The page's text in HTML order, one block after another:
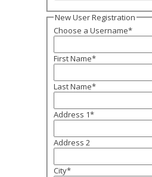
New User Registration
Choose a Username*
First Name*
Last Name*
Address 1*
Address 2
City*